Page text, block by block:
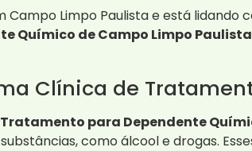
Campo Limpo Paulista e está lidando
Químico de Campo Limpo Paulista
Clínica de
para Dependente
como álcool e drogas.